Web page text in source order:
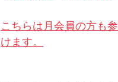
こちらは月会員の方も
けます。